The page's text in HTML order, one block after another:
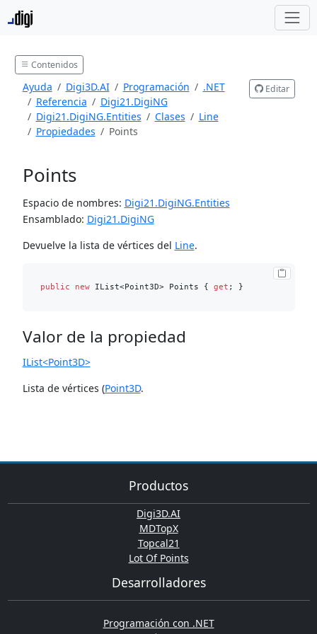
Contenidos
Ayuda Digi3D.AI Programación
.NET
Referencia
Digi21.DigiNG
Digi21.DigiNG.Entities
Clases
Line
Propiedades
Points
Editar
Points
Espacio de nombres: Digi21.DigiNG.Entities
Ensamblado: Digi21.DigiNG
Devuelve la lista de vértices del Line.
public new IList<Point3D> Points { get
Valor de la propiedad
IList<Point3D>
Lista de vértices (Point3D.
Productos
Digi3D.AI
MDTopX
Topcal21
Lot Of Points
Desarrolladores
Programación con .NET